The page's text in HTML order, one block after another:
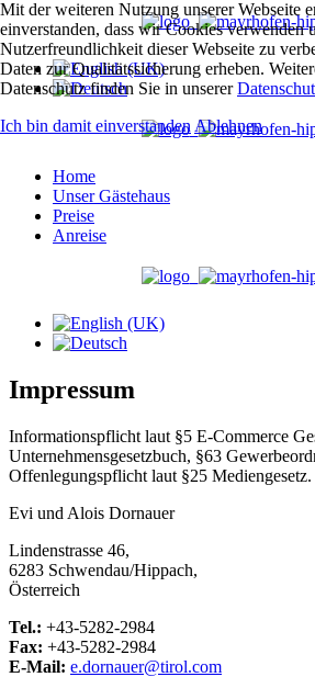
Home
Unser Gästehaus
Preise
Anreise
Impressum
Informationspflicht laut §5 E-Commerce
Unternehmensgesetzbuch, §63
Offenlegungspflicht laut §25 Mediengesetz.
Evi und Alois Dornauer
Lindenstrasse 46,
6283 Schwendau/Hippach,
Österreich
Tel.: +43-5282-2984
Fax: +43-5282-2984
E-Mail: e.dornauer@tirol.com
Mit der weiteren Nutzung unserer Webseite
einverstanden, dass wir Cookies verwenden
Nutzerfreundlichkeit dieser Webseite zu
Daten zur Qualitätssicherung erheben.
Datenschutz finden Sie in unserer
Ich bin damit einverstanden Ablehnen